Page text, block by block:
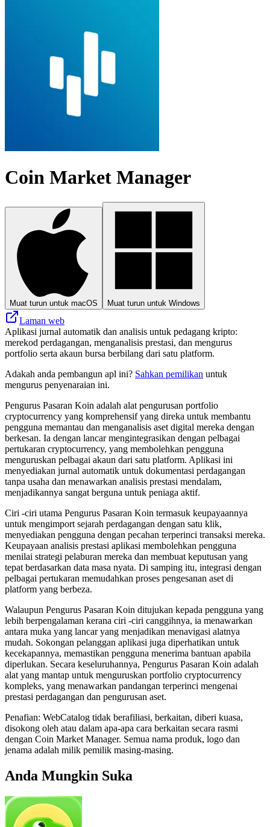
Coin Market Manager
Muat turun untuk macOS Muat turun untuk Windows
Laman web
Aplikasi jurnal automatik dan analisis untuk pedagang kripto:
merekod perdagangan, menganalisis prestasi, dan mengurus
portfolio serta akaun bursa berbilang dari satu platform.
Adakah anda pembangun apl ini? Sahkan pemilikan untuk
mengurus penyenaraian ini.
Pengurus Pasaran Koin adalah alat pengurusan portfolio
cryptocurrency yang komprehensif yang direka untuk membantu
pengguna memantau dan menganalisis aset digital mereka dengan
berkesan. Ia dengan lancar mengintegrasikan dengan pelbagai
pertukaran cryptocurrency, yang membolehkan pengguna
menguruskan pelbagai akaun dari satu platform. Aplikasi ini
menyediakan jurnal automatik untuk dokumentasi perdagangan
tanpa usaha dan menawarkan analisis prestasi mendalam,
menjadikannya sangat berguna untuk peniaga aktif.
Ciri -ciri utama Pengurus Pasaran Koin termasuk keupayaannya
untuk mengimport sejarah perdagangan dengan satu klik,
menyediakan pengguna dengan pecahan terperinci transaksi mereka.
Keupayaan analisis prestasi aplikasi membolehkan pengguna
menilai strategi pelaburan mereka dan membuat keputusan yang
tepat berdasarkan data masa nyata. Di samping itu, integrasi dengan
pelbagai pertukaran memudahkan proses pengesanan aset di
platform yang berbeza.
Walaupun Pengurus Pasaran Koin ditujukan kepada pengguna yang
lebih berpengalaman kerana ciri -ciri canggihnya, ia menawarkan
antara muka yang lancar yang menjadikan menavigasi alatnya
mudah. Sokongan pelanggan aplikasi juga diperhatikan untuk
kecekapannya, memastikan pengguna menerima bantuan apabila
diperlukan. Secara keseluruhannya, Pengurus Pasaran Koin adalah
alat yang mantap untuk menguruskan portfolio cryptocurrency
kompleks, yang menawarkan pandangan terperinci mengenai
prestasi perdagangan dan pengurusan aset.
Penafian: WebCatalog tidak berafiliasi, berkaitan, diberi kuasa,
disokong oleh atau dalam apa-apa cara berkaitan secara rasmi
dengan Coin Market Manager. Semua nama produk, logo dan
jenama adalah milik pemilik masing-masing.
Anda Mungkin Suka